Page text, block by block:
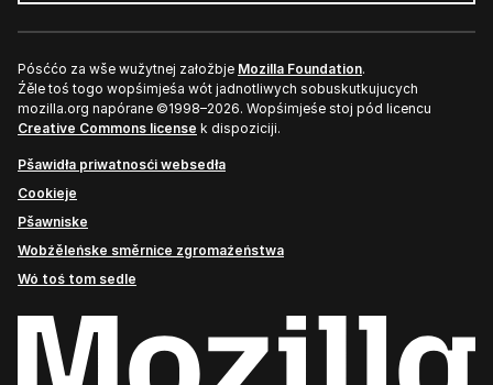
Pósććo za wše wužytnej załožbje Mozilla Foundation.
Źěle toś togo wopśimjeśa wót jadnotliwych sobuskutkujucych
mozilla.org napórane ©1998–2026. Wopśimjeśe stoj pód licencu
Creative Commons license k dispoziciji.
Pšawidła priwatnosći websedła
Cookieje
Pšawniske
Wobźěleńske směrnice zgromaźeństwa
Wó toś tom sedle